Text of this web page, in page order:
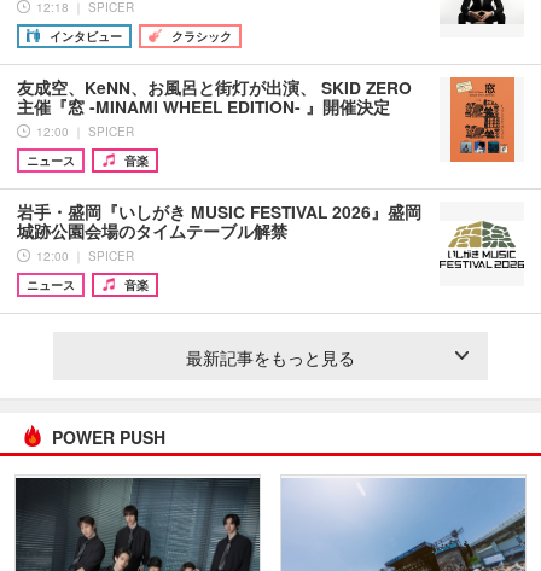
12:18 ｜ SPICER
インタビュー
クラシック
友成空、KeNN、お風呂と街灯が出演、 SKID ZERO
主催『窓 -MINAMI WHEEL EDITION- 』開催決定
12:00 ｜ SPICER
ニュース
音楽
岩手・盛岡『いしがき MUSIC FESTIVAL 2026』盛岡
城跡公園会場のタイムテーブル解禁
12:00 ｜ SPICER
ニュース
音楽
最新記事をもっと見る
POWER PUSH